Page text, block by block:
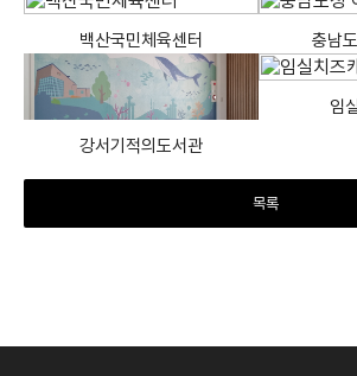
백산국민체육센터 충남
강서기적의도서관
임
목록